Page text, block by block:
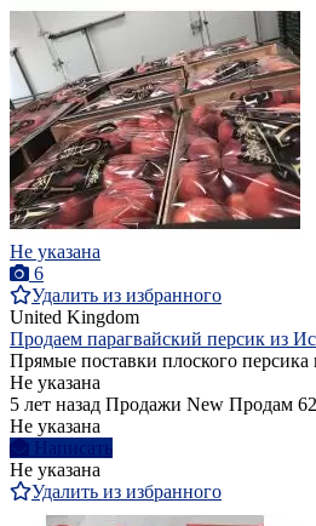
Не указана
6
Удалить из избранного
United Kingdom
Продаем парагвайский персик из
Прямые поставки плоского
Не указана
5 лет назад Продажи New Продам
Не указана
Написать
Не указана
Удалить из избранного